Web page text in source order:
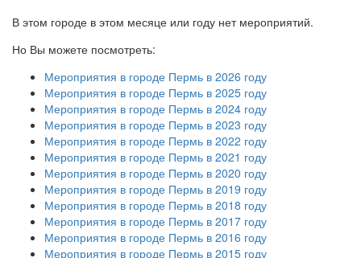
В этом городе в этом месяце или году нет мероприятий.
Но Вы можете посмотреть:
Мероприятия в городе Пермь в 2026 году
Мероприятия в городе Пермь в 2025 году
Мероприятия в городе Пермь в 2024 году
Мероприятия в городе Пермь в 2023 году
Мероприятия в городе Пермь в 2022 году
Мероприятия в городе Пермь в 2021 году
Мероприятия в городе Пермь в 2020 году
Мероприятия в городе Пермь в 2019 году
Мероприятия в городе Пермь в 2018 году
Мероприятия в городе Пермь в 2017 году
Мероприятия в городе Пермь в 2016 году
Мероприятия в городе Пермь в 2015 году